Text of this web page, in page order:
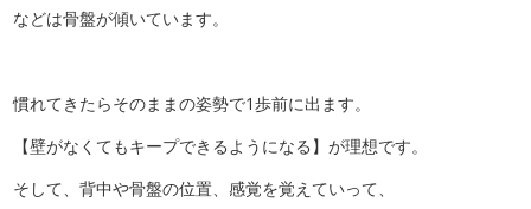
などは骨盤が傾いています。
慣れてきたらそのままの姿勢で1歩前に出ます。
【壁がなくてもキープできるようになる】が理想です。
そして、背中や骨盤の位置、感覚を覚えていって、